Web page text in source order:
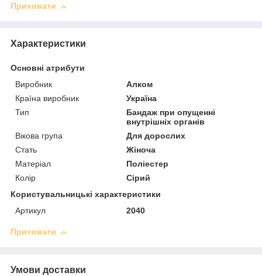
Приховати
Характеристики
Основні атрибути
Виробник
Алком
Країна виробник
Україна
Тип
Бандаж при опущенні
внутрішніх органів
Вікова група
Для дорослих
Стать
Жіноча
Матеріал
Поліестер
Колір
Сірий
Користувальницькі характеристики
Артикул
2040
Приховати
Умови доставки